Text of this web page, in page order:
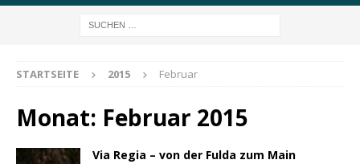
STARTSEITE 2015 Februar
Monat: Februar 2015
Via Regia – von der Fulda zum Main